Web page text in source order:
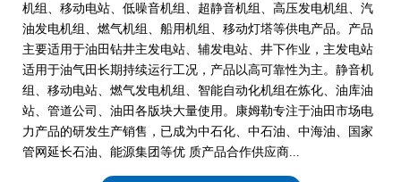
机组、移动电站、低噪音机组、超静音机组、高压发电机组、汽
油发电机组、燃气机组、船用机组、移动灯塔等供电产品。产品
主要适用于油田钻井主发电站、辅发电站、井下作业，主发电站
适用于油气田长期持续运行工况，产品以高可靠性为主。静音机
组、移动电站、燃气发电机组、智能自动化机组在炼化、油库油
站、管道公司、油田各版块大量使用。康姆勒专注于油田市场电
力产品的研发生产销售，已成为中石化、中石油、中海油、国家
管网延长石油、能源集团等优 质产品合作供应商...